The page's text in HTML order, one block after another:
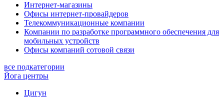
Интернет-магазины
Офисы интернет-провайдеров
Телекоммуникационные компании
Компании по разработке программного обеспечения для
мобильных устройств
Офисы компаний сотовой связи
все подкатегории
Йога центры
Цигун